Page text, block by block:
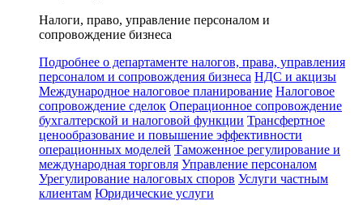
Налоги, право, управление персоналом и
сопровождение бизнеса
Подробнее о департаменте налогов, права, управления
персоналом и сопровождения бизнеса НДС и акцизы
Международное налоговое планирование Налоговое
сопровождение сделок Операционное сопровождение
бухгалтерской и налоговой функции Трансфертное
ценообразование и повышение эффективности
операционных моделей Таможенное регулирование и
международная торговля Управление персоналом
Урегулирование налоговых споров Услуги частным
клиентам Юридические услуги